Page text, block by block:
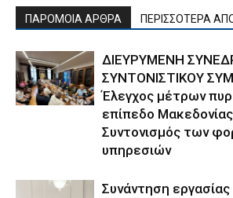
ΠΑΡΟΜΟΙΑ ΑΡΘΡΑ ΠΕΡΙΣΣΟΤΕΡΑ
ΔΙΕΥΡΥΜΕΝΗ
ΣΥΝΤΟΝΙΣΤΙΚΟΥ
Έλεγχος μέτρων
επίπεδο
Συντονισμός των
υπηρεσιών
Συνάντηση